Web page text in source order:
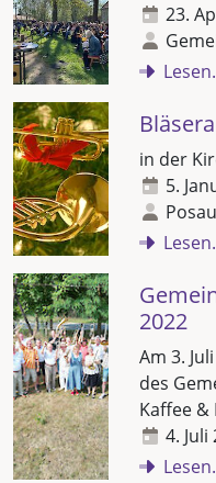
23.
in der
5.
2022
Am 3.
des
Kaffee
4. Juli